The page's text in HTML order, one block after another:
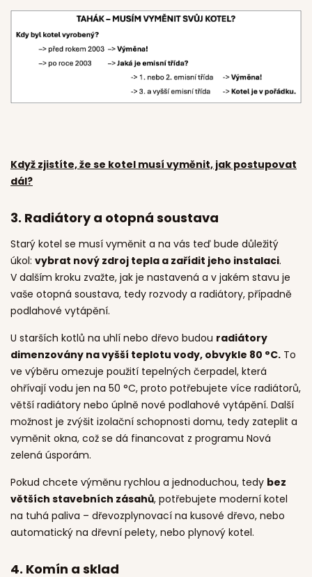
Když zjistíte, že se kotel musí vyměnit, jak postupovat
dál?
3. Radiátory a otopná soustava
Starý kotel se musí vyměnit a na vás teď bude důležitý
úkol: vybrat nový zdroj tepla a zařídit jeho instalaci.
V dalším kroku zvažte, jak je nastavená a v jakém stavu je
vaše otopná soustava, tedy rozvody a radiátory, případně
podlahové vytápění.
U starších kotlů na uhlí nebo dřevo budou radiátory
dimenzovány na vyšší teplotu vody, obvykle 80 °C. To
ve výběru omezuje použití tepelných čerpadel, která
ohřívají vodu jen na 50 °C, proto potřebujete více radiátorů,
větší radiátory nebo úplně nové podlahové vytápění. Další
možnost je zvýšit izolační schopnosti domu, tedy zateplit a
vyměnit okna, což se dá financovat z programu Nová
zelená úsporám.
Pokud chcete výměnu rychlou a jednoduchou, tedy bez
větších stavebních zásahů, potřebujete moderní kotel
na tuhá paliva – dřevozplynovací na kusové dřevo, nebo
automatický na dřevní pelety, nebo plynový kotel.
4. Komín a sklad